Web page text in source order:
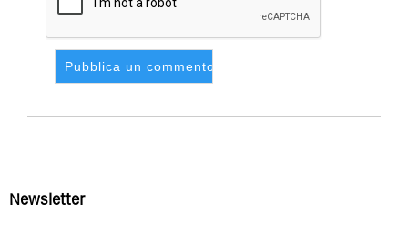
Newsletter